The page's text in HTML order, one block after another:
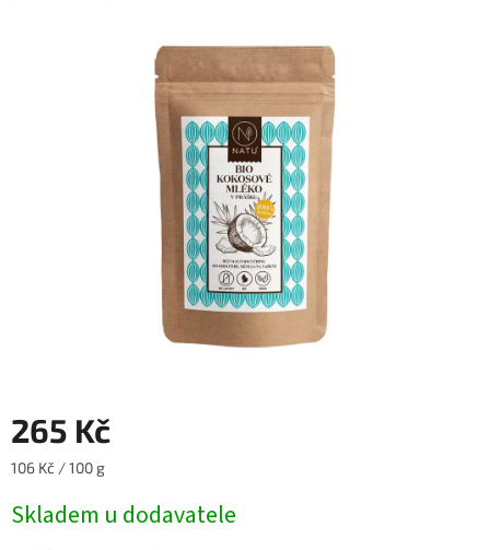
265 Kč
Měrná
106 Kč / 100 g
Skladem u dodavatele